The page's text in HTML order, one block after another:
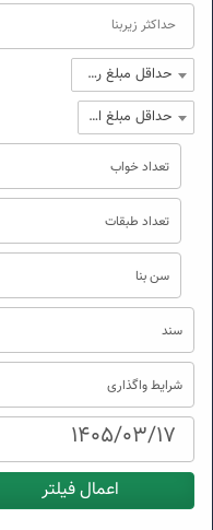
حداقل مبلغ رهن
حداقل مبلغ اجاره
تعداد خواب
تعداد طبقات
سن بنا
سند
شرایط واگذاری